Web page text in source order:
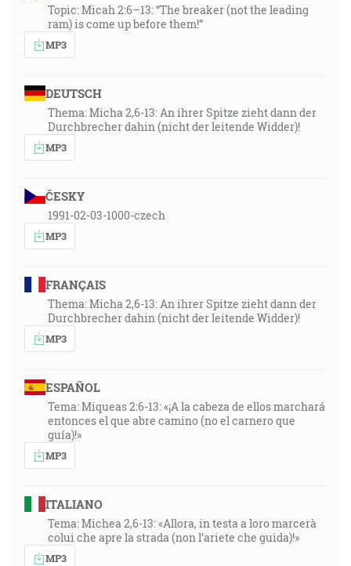
Topic: Micah 2:6–13: “The breaker (not the leading
ram) is come up before them!”
MP3
DEUTSCH
Thema: Micha 2,6-13: An ihrer Spitze zieht dann der
Durchbrecher dahin (nicht der leitende Widder)!
MP3
ČESKY
1991-02-03-1000-czech
MP3
FRANÇAIS
Thema: Micha 2,6-13: An ihrer Spitze zieht dann der
Durchbrecher dahin (nicht der leitende Widder)!
MP3
ESPAÑOL
Tema: Miqueas 2:6-13: «¡A la cabeza de ellos marchará
entonces el que abre camino (no el carnero que
guía)!»
MP3
ITALIANO
Tema: Michea 2,6-13: «Allora, in testa a loro marcerà
colui che apre la strada (non l’ariete che guida)!»
MP3